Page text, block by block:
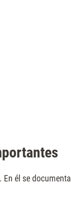
él se documenta